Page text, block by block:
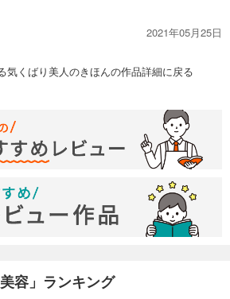
2021年05月25日
気くばり美人のきほんの作品詳細に戻る
容」ランキング